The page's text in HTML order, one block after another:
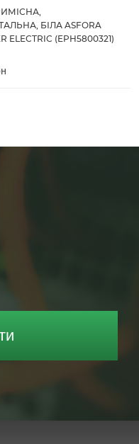
БІЛА ASFORA
ELECTRIC (EPH5800321)